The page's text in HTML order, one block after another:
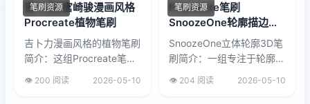
笔刷资源
吉卜力&宫崎骏漫画风格
Procreate植物笔刷
吉卜力漫画风格的植物笔刷
简介：这组Procreate笔刷
以宫崎骏动画美学为灵感，
👁️ 200 阅读 2026-05-10
笔刷资源
Procreate笔刷
SnoozeOne轮廓描边字
体笔刷套装
SnoozeOne立体轮廓3D笔
刷简介：一组专注于轮廓描
边效果的Procreate笔刷套
👁️ 204 阅读 2026-05-10